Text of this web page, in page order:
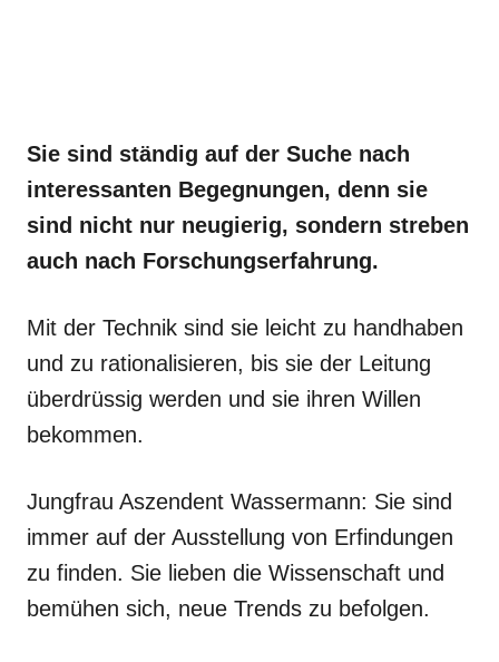
Sie sind ständig auf der Suche nach
interessanten Begegnungen, denn sie
sind nicht nur neugierig, sondern streben
auch nach Forschungserfahrung.
Mit der Technik sind sie leicht zu handhaben
und zu rationalisieren, bis sie der Leitung
überdrüssig werden und sie ihren Willen
bekommen.
Jungfrau Aszendent Wassermann: Sie sind
immer auf der Ausstellung von Erfindungen
zu finden. Sie lieben die Wissenschaft und
bemühen sich, neue Trends zu befolgen.